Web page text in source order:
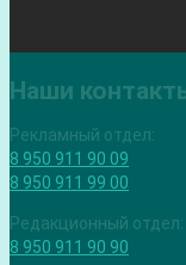
Наши
Рекламный отдел:
8 950 911 90 09
8 950 911 99 00
Редакционный отдел:
8 950 911 90 90